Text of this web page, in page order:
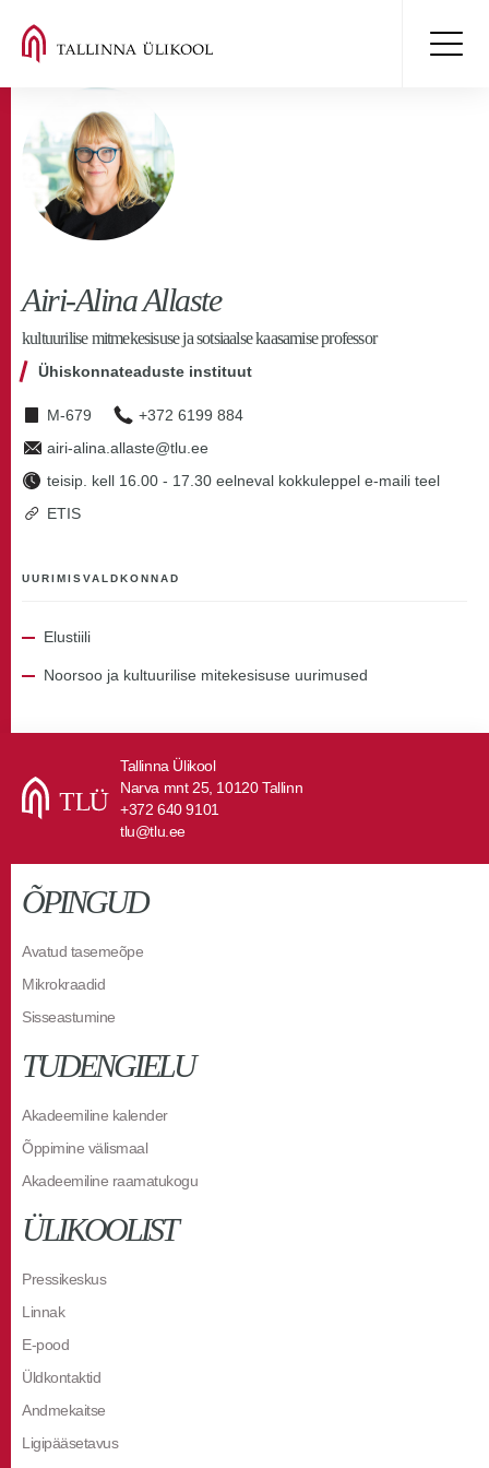
Airi-Alina Allaste
kultuurilise mitmekesisuse ja sotsiaalse kaasamise professor
Ühiskonnateaduste instituut
M-679
+372 6199 884
airi-alina.allaste@tlu.ee
teisip. kell 16.00 - 17.30 eelneval kokkuleppel e-maili teel
ETIS
UURIMISVALDKONNAD
Elustiili
Noorsoo ja kultuurilise mitekesisuse uurimused
Tallinna Ülikool
Narva mnt 25, 10120 Tallinn
+372 640 9101
tlu@tlu.ee
ÕPINGUD
Avatud tasemeõpe
Mikrokraadid
Sisseastumine
TUDENGIELU
Akadeemiline kalender
Õppimine välismaal
Akadeemiline raamatukogu
ÜLIKOOLIST
Pressikeskus
Linnak
E-pood
Üldkontaktid
Andmekaitse
Ligipääsetavus